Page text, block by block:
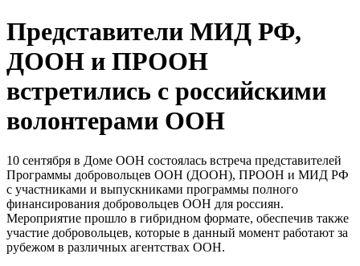
Представители МИД РФ,
ДООН и ПРООН
встретились с российскими
волонтерами ООН
10 сентября в Доме ООН состоялась встреча представителей
Программы добровольцев ООН (ДООН), ПРООН и МИД РФ
с участниками и выпускниками программы полного
финансирования добровольцев ООН для россиян.
Мероприятие прошло в гибридном формате, обеспечив также
участие добровольцев, которые в данный момент работают за
рубежом в различных агентствах ООН.